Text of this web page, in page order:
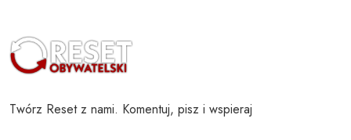
Twórz Reset z nami. Komentuj, pisz i wspieraj